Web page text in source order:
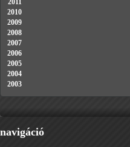
2011
2010
2009
2008
2007
2006
2005
2004
2003
navigáció